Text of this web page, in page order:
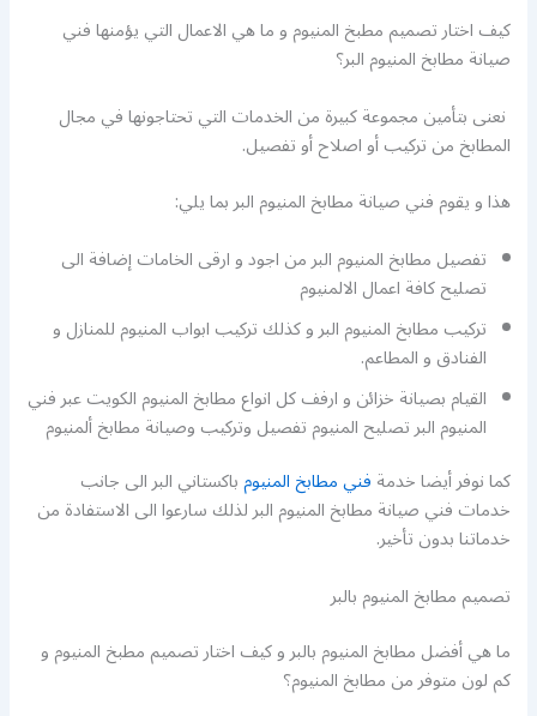
كيف اختار تصميم مطبخ المنيوم و ما هي الاعمال التي يؤمنها فني
صيانة مطابخ المنيوم البر؟
نعنى بتأمين مجموعة كبيرة من الخدمات التي تحتاجونها في مجال
المطابخ من تركيب أو اصلاح أو تفصيل.
هذا و يقوم فني صيانة مطابخ المنيوم البر بما يلي:
تفصيل مطابخ المنيوم البر من اجود و ارقى الخامات إضافة الى
تصليح كافة اعمال الالمنيوم
تركيب مطابخ المنيوم البر و كذلك تركيب ابواب المنيوم للمنازل و
الفنادق و المطاعم.
القيام بصيانة خزائن و ارفف كل انواع مطابخ المنيوم الكويت عبر فني
المنيوم البر تصليح المنيوم تفصيل وتركيب وصيانة مطابخ ألمنيوم
كما نوفر أيضا خدمةفني مطابخ المنيومباكستاني البر الى جانب
خدمات فني صيانة مطابخ المنيوم البر لذلك سارعوا الى الاستفادة من
خدماتنا بدون تأخير.
تصميم مطابخ المنيوم بالبر
ما هي أفضل مطابخ المنيوم بالبر و كيف اختار تصميم مطبخ المنيوم و
كم لون متوفر من مطابخ المنيوم؟